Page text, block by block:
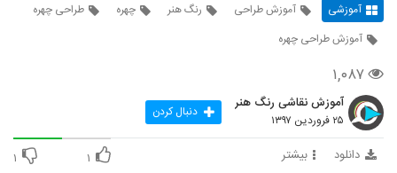
آموزشی آموزش طراحی رنگ هنر چهره
طراحی چهره
آموزش طراحی چهره
۱,۰۸۷
آموزش نقاشی رنگ هنر
۲۵ فروردین ۱۳۹۷ دنبال کردن
دانلود بیشتر ۱ ۱